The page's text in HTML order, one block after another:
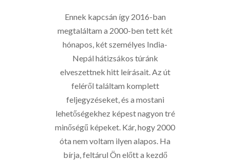
Ennek kapcsán így 2016-ban
megtaláltam a 2000-ben tett két
hónapos, két személyes India-
Nepál hátizsákos túránk
elveszettnek hitt leírásait. Az út
feléről találtam komplett
feljegyzéseket, és a mostani
lehetőségekhez képest nagyon tré
minőségű képeket. Kár, hogy 2000
óta nem voltam ilyen alapos. Ha
bírja, feltárul Ön előtt a kezdő